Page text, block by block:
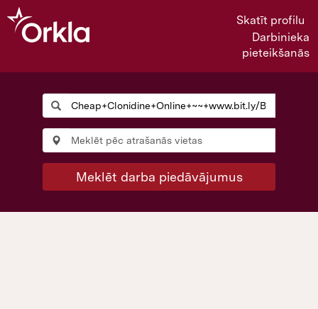
Skatīt profilu
Darbinieka
pieteikšanās
Meklēt darba piedāvājumus